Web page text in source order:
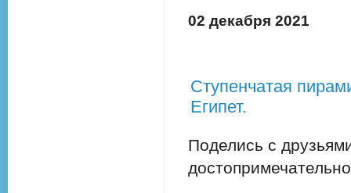
02 декабря 2021
Ступенчатая
Египет.
Поделись с